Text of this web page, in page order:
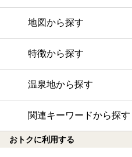
地図から探す
特徴から探す
温泉地から探す
関連キーワードから探す
おトクに利用する